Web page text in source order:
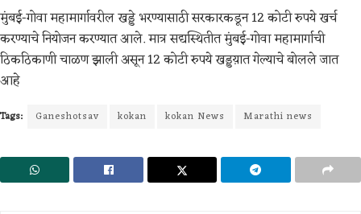
मुंबई-गोवा महामार्गावरील खड्डे भरण्यासाठी सरकारकडून 12 कोटी रुपये खर्च
करण्याचे नियोजन करण्यात आले. मात्र सद्यस्थितीत मुंबई-गोवा महामार्गाची
ठिकठिकाणी चाळण झाली असून 12 कोटी रुपये खड्डय़ात गेल्याचे बोलले जात
आहे
Tags: Ganeshotsav kokan kokan News Marathi news